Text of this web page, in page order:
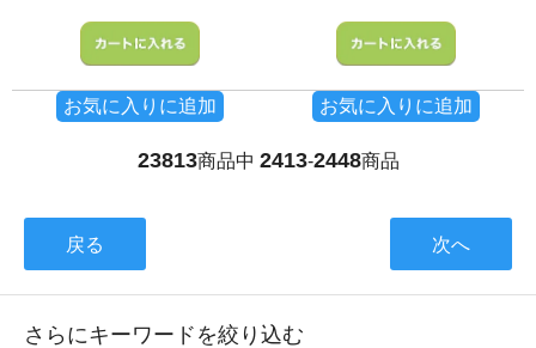
お気に入りに追加 お気に入りに追加
23813商品中 2413-2448商品
戻る 次へ
さらにキーワードを絞り込む